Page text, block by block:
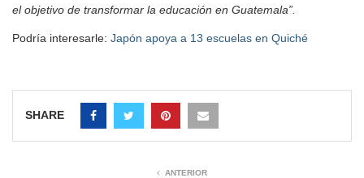
el objetivo de transformar la educación en Guatemala”.
Podría interesarle: Japón apoya a 13 escuelas en Quiché
SHARE
ANTERIOR